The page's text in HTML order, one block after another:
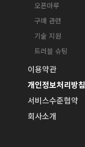
오픈마루
구매 관련
기술 지원
트러블 슈팅
이용약관
개인정보처리방침
서비스수준협약
회사소개